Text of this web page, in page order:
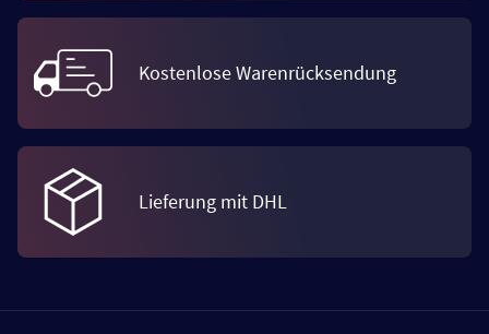
Kostenlose Warenrücksendung
Lieferung mit DHL